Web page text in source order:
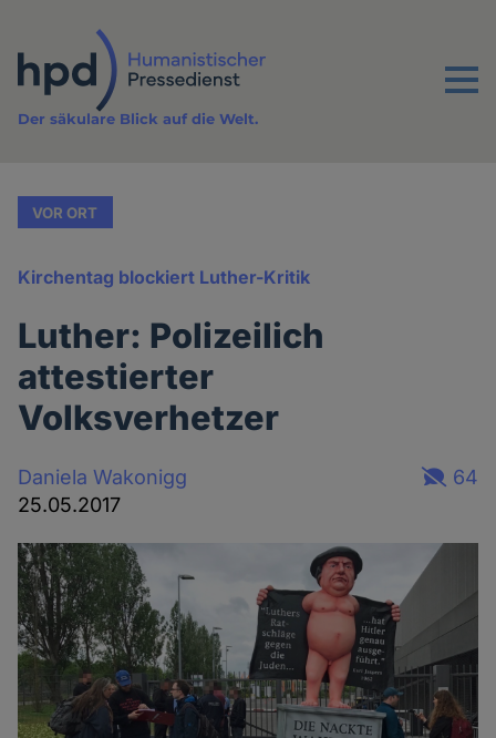
Inhalt
Menu
Der säkulare Blick auf die Welt.
VOR ORT
Kirchentag blockiert Luther-Kritik
Luther: Polizeilich
attestierter
Volksverhetzer
Daniela Wakonigg
25.05.2017
64